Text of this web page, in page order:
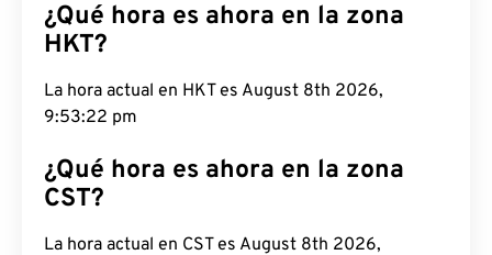
¿Qué hora es ahora en la zona
HKT?
La hora actual en HKT es August 8th 2026,
9:53:23 pm
¿Qué hora es ahora en la zona
CST?
La hora actual en CST es August 8th 2026,